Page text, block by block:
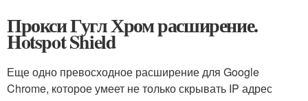
Прокси Гугл Хром расширение.
Hotspot Shield
Еще одно превосходное расширение для Google
Chrome, которое умеет не только скрывать IP адрес